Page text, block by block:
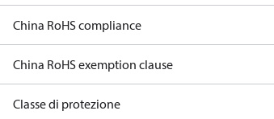
China RoHS compliance
China RoHS exemption clause
Classe di protezione